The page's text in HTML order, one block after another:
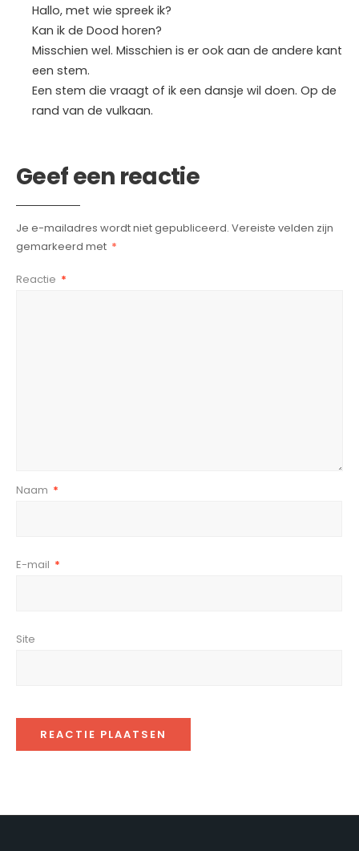
Hallo, met wie spreek ik?
Kan ik de Dood horen?
Misschien wel. Misschien is er ook aan de andere kant
een stem.
Een stem die vraagt of ik een dansje wil doen. Op de
rand van de vulkaan.
Geef een reactie
Je e-mailadres wordt niet gepubliceerd. Vereiste velden zijn
gemarkeerd met *
Reactie *
Naam *
E-mail *
Site